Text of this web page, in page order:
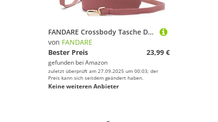
FANDARE Crossbody Tasche Damen Handy Umhängetasche Frauen Handytasche zum Umhängen Schultertasche PU Leder Portemonnaie Geldbörse mit Kartenfächer Mädchen HandtaschenLila
von FANDARE
Bester Preis
23,99 €
gefunden bei Amazon
zuletzt überprüft am 27.09.2025 um 00:03; der
Preis kann sich seitdem geändert haben.
Keine weiteren Anbieter